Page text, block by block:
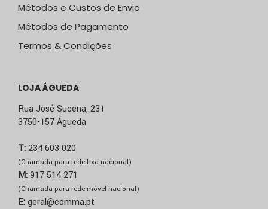
Métodos e Custos de Envio
Métodos de Pagamento
Termos & Condições
LOJA ÁGUEDA
Rua José Sucena, 231
3750-157 Águeda
T:234 603 020
(Chamada para rede fixa nacional)
M:917 514 271
(Chamada para rede móvel nacional)
E:geral@comma.pt